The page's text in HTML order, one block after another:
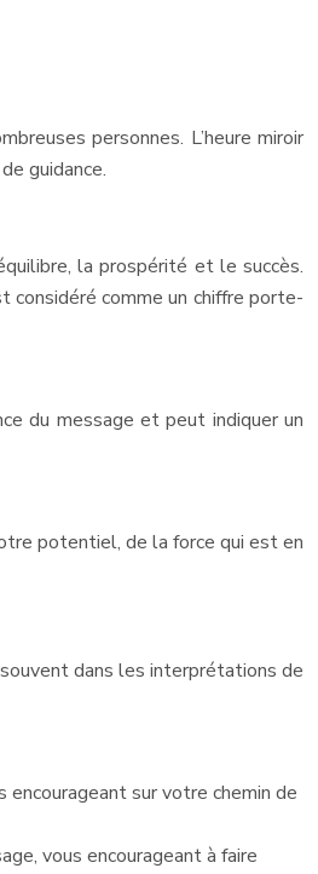
personnes. L’heure miroir
guidance.
la prospérité et le succès.
considéré comme un chiffre porte-
du message et peut indiquer un
potentiel, de la force qui est en
dans les interprétations de
sur votre chemin de
vous encourageant à faire